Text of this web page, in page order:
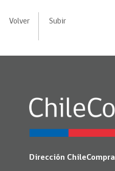
Volver Subir
Dirección ChileCompra